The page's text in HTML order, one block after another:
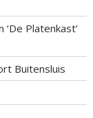
‘De Platenkast’
Buitensluis